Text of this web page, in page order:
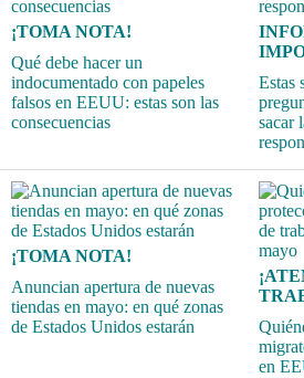
¡TOMA NOTA!
Qué debe hacer un
indocumentado con papeles
falsos en EEUU: estas son las
consecuencias
Estas
sacar
¡TOMA NOTA!
Anuncian apertura de nuevas
tiendas en mayo: en qué zonas
de Estados Unidos estarán
en